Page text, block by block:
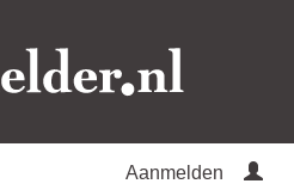
Aanmelden